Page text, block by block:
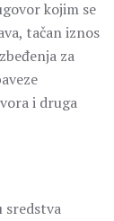
kojim se
tačan iznos
za
i druga
sredstva